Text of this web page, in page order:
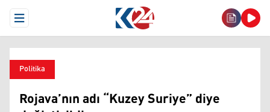
Open Menu
Politika
Rojava’nın adı “Kuzey Suriye” diye